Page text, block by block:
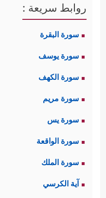
روابط سريعة :
سورة البقرة
سورة يوسف
سورة الكهف
سورة مريم
سورة يس
سورة الواقعة
سورة الملك
آية الكرسي